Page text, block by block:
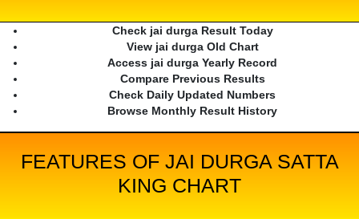
Check jai durga Result Today
View jai durga Old Chart
Access jai durga Yearly Record
Compare Previous Results
Check Daily Updated Numbers
Browse Monthly Result History
FEATURES OF JAI DURGA SATTA
KING CHART